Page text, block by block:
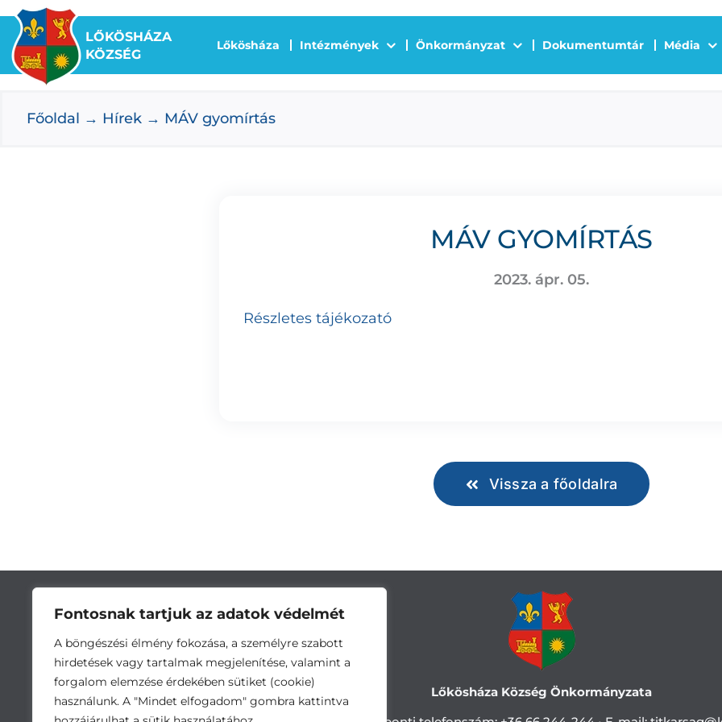
Fontosnak tartjuk az adatok védelmét
A böngészési élmény fokozása, a személyre szabott
hirdetések vagy tartalmak megjelenítése, valamint a
forgalom elemzése érdekében sütiket (cookie)
használunk. A "Mindet elfogadom" gombra kattintva
Kihagyás
LŐKÖSHÁZA
KÖZSÉG
Lőkösháza Intézmények Önkormányzat Dokumentumtár Média
Főoldal Hírek MÁV gyomírtás
MÁV GYOMÍRTÁS
2023. ápr. 05.
Részletes tájékozató
Vissza a főoldalra
Lőkösháza Község Önkormányzata